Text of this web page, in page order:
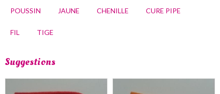
POUSSIN JAUNE CHENILLE CURE PIPE
FIL TIGE
Suggestions